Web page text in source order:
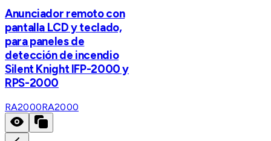
Anunciador remoto con
pantalla LCD y teclado,
para paneles de
detección de incendio
Silent Knight IFP-2000 y
RPS-2000
RA2000RA2000